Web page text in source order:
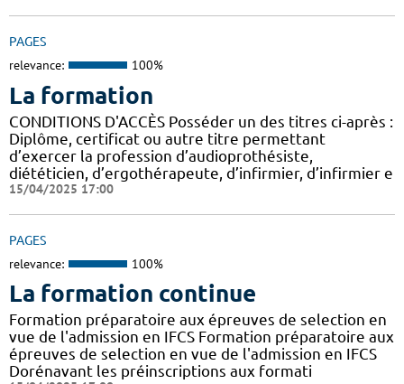
PAGES
relevance: 100%
La formation
CONDITIONS D'ACCÈS Posséder un des titres ci-après :
Diplôme, certificat ou autre titre permettant
d’exercer la profession d’audioprothésiste,
diététicien, d’ergothérapeute, d’infirmier, d’infirmier e
15/04/2025 17:00
PAGES
relevance: 100%
La formation continue
Formation préparatoire aux épreuves de selection en
vue de l'admission en IFCS Formation préparatoire aux
épreuves de selection en vue de l'admission en IFCS
Dorénavant les préinscriptions aux formati